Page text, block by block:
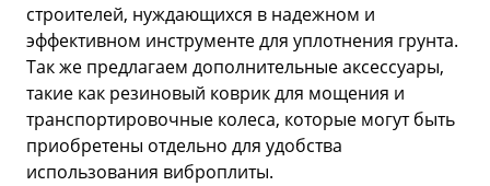
строителей, нуждающихся в надежном и
эффективном инструменте для уплотнения грунта.
Так же предлагаем дополнительные аксессуары,
такие как резиновый коврик для мощения и
транспортировочные колеса, которые могут быть
приобретены отдельно для удобства
использования виброплиты.